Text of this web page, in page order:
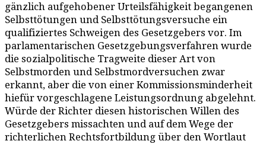
gänzlich aufgehobener Urteilsfähigkeit begangenen
Selbsttötungen und Selbsttötungsversuche ein
qualifiziertes Schweigen des Gesetzgebers vor. Im
parlamentarischen Gesetzgebungsverfahren wurde
die sozialpolitische Tragweite dieser Art von
Selbstmorden und Selbstmordversuchen zwar
erkannt, aber die von einer Kommissionsminderheit
hiefür vorgeschlagene Leistungsordnung abgelehnt.
Würde der Richter diesen historischen Willen des
Gesetzgebers missachten und auf dem Wege der
richterlichen Rechtsfortbildung über den Wortlaut